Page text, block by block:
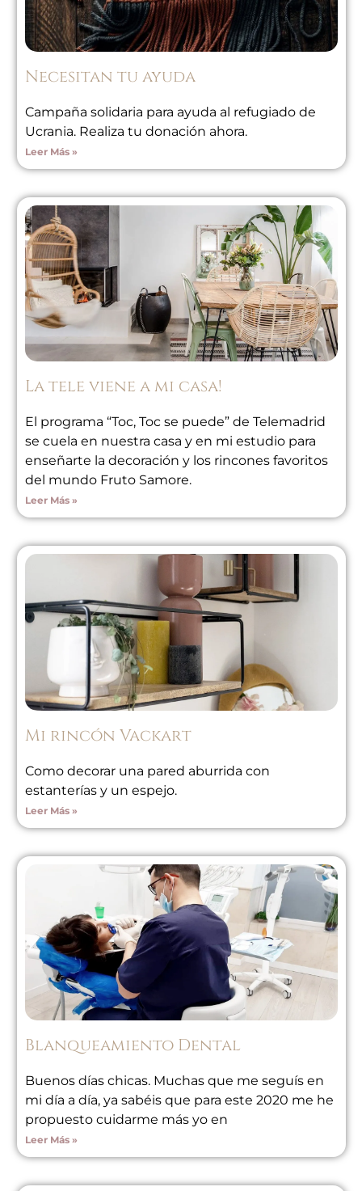
Necesitan tu ayuda
Campaña solidaria para ayuda al refugiado de
Ucrania. Realiza tu donación ahora.
Leer Más »
La tele viene a mi casa!
El programa “Toc, Toc se puede” de Telemadrid
se cuela en nuestra casa y en mi estudio para
enseñarte la decoración y los rincones favoritos
del mundo Fruto Samore.
Leer Más »
Mi rincón Vackart
Como decorar una pared aburrida con
estanterías y un espejo.
Leer Más »
Blanqueamiento Dental
Buenos días chicas. Muchas que me seguís en
mi día a día, ya sabéis que para este 2020 me he
propuesto cuidarme más yo en
Leer Más »